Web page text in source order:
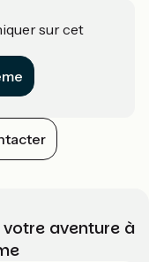
sur cet
votre aventure à